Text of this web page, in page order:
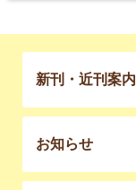
新刊・近刊案内
お知らせ